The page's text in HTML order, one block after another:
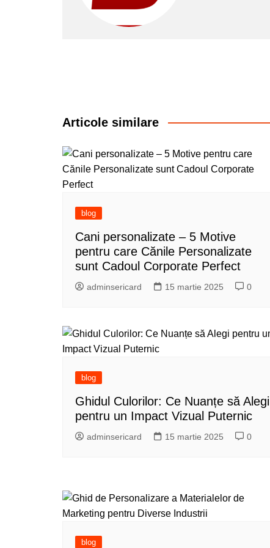
Articole similare
blog
Cani personalizate – 5 Motive
pentru care Cănile Personalizate
sunt Cadoul Corporate Perfect
adminsericard 15 martie 2025 0
blog
Ghidul Culorilor: Ce Nuanțe să Alegi
pentru un Impact Vizual Puternic
adminsericard 15 martie 2025 0
blog